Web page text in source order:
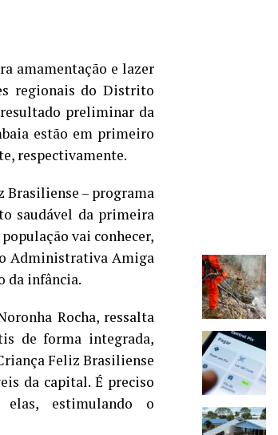
amamentação e lazer
regionais do Distrito
preliminar da
estão em primeiro
respectivamente.
– programa
saudável da primeira
vai conhecer,
Administrativa Amiga
da infância.
Rocha, ressalta
de forma integrada,
Feliz Brasiliense
da capital. É preciso
estimulando o